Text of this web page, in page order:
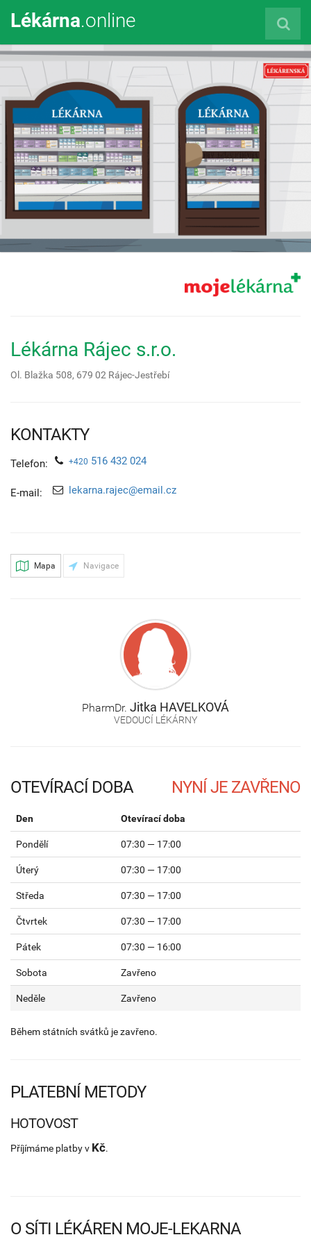
Lékárna.online
Lékárna Rájec s.r.o.
Ol. Blažka 508, 679 02 Rájec-Jestřebí
KONTAKTY
Telefon: +420 516 432 024
E-mail: lekarna.rajec@email.cz
Mapa Navigace
PharmDr. Jitka HAVELKOVÁ
VEDOUCÍ LÉKÁRNY
OTEVÍRACÍ DOBA
Den Otevírací doba
Pondělí 07:30 — 17:00
Úterý 07:30 — 17:00
Středa 07:30 — 17:00
Čtvrtek 07:30 — 17:00
Pátek 07:30 — 16:00
Sobota Zavřeno
Neděle Zavřeno
Během státních svátků je zavřeno.
PLATEBNÍ METODY
HOTOVOST
Příjímáme platby v Kč.
O SÍTI LÉKÁREN MOJE-LEKARNA